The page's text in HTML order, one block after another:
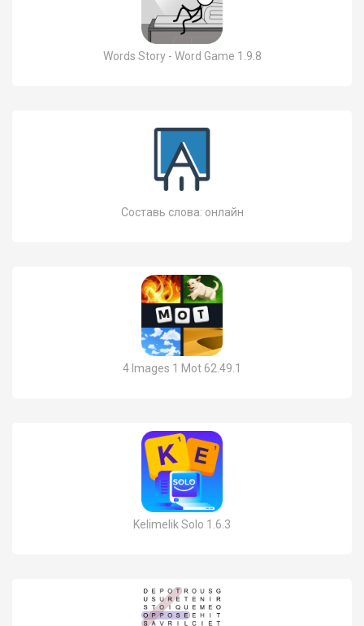
Words Story - Word Game 1.9.8
Составь слова: онлайн
4 Images 1 Mot 62.49.1
Kelimelik Solo 1.6.3